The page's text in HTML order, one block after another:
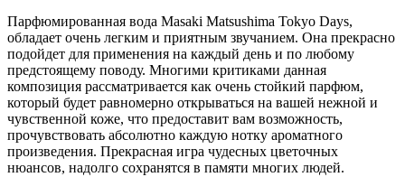
Парфюмированная вода Masaki Matsushima Tokyo Days,
обладает очень легким и приятным звучанием. Она прекрасно
подойдет для применения на каждый день и по любому
предстоящему поводу. Многими критиками данная
композиция рассматривается как очень стойкий парфюм,
который будет равномерно открываться на вашей нежной и
чувственной коже, что предоставит вам возможность,
прочувствовать абсолютно каждую нотку ароматного
произведения. Прекрасная игра чудесных цветочных
нюансов, надолго сохранятся в памяти многих людей.